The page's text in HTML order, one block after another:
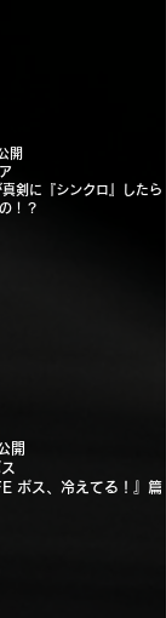
開
剣に『シンクロ』したら
！？
開
ボス、冷えてる！』篇